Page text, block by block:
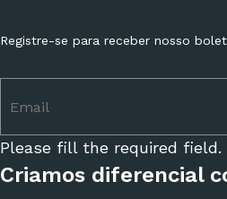
Registre-se para receber nosso
Please fill the required field.
Criamos diferencial